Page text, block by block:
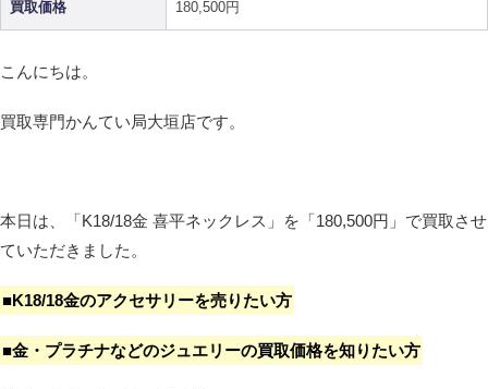
買取価格 180,500円
こんにちは。
買取専門かんてい局大垣店です。
本日は、「K18/18金 喜平ネックレス」を「180,500円」で買取させ
ていただきました。
■K18/18金のアクセサリーを売りたい方
■金・プラチナなどのジュエリーの買取価格を知りたい方